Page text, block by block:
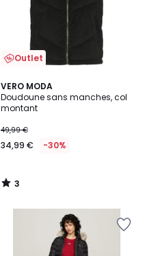
Outlet
VERO MODA
Doudoune sans manches, col
montant
49,99 €
34,99 € -30%
3
/
5
3
/